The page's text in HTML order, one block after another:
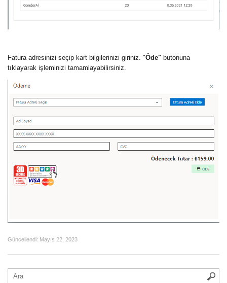
Fatura adresinizi seçip kart bilgilerinizi giriniz. "Öde" butonuna
tıklayarak işleminizi tamamlayabilirsiniz.
Güncellendi: Mayıs 22, 2023